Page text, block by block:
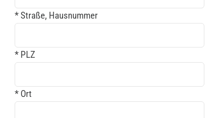
* Straße, Hausnummer
* PLZ
* Ort